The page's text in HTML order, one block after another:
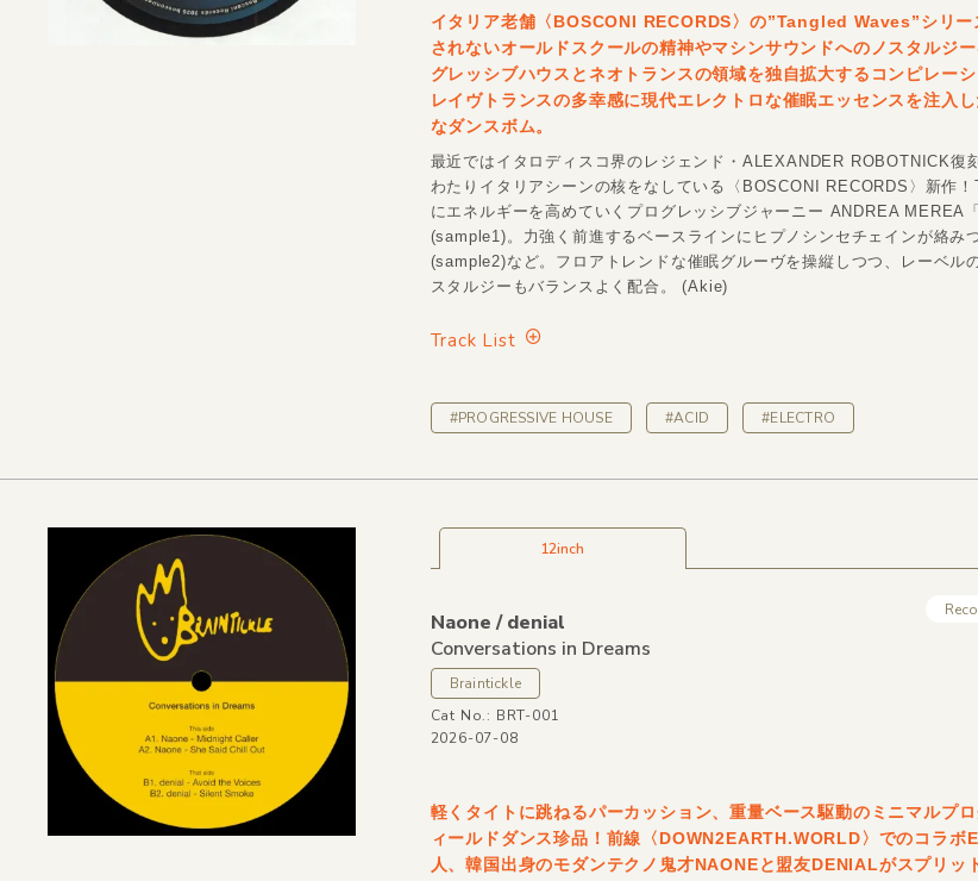
イタリア老舗〈BOSCONI RECORDS〉の”Tangled Waves”シリー
されないオールドスクールの精神やマシンサウンドへのノスタルジ
グレッシブハウスとネオトランスの領域を独自拡大するコンピレー
レイヴトランスの多幸感に現代エレクトロな催眠エッセンスを注入
なダンスボム。
最近ではイタロディスコ界のレジェンド・ALEXANDER ROBOTNICK復
わたりイタリアシーンの核をなしている〈BOSCONI RECORDS〉新作
にエネルギーを高めていくプログレッシブジャーニー ANDREA MEREA
(sample1)。力強く前進するベースラインにヒプノシンセチェインが絡み
(sample2)など。フロアトレンドな催眠グルーヴを操縦しつつ、レーベル
スタルジーもバランスよく配合。 (Akie)
Track List
#PROGRESSIVE HOUSE #ACID #ELECTRO
12inch
Naone /denial
Conversations in Dreams
Braintickle
Cat No.: BRT-001
2026-07-08
軽くタイトに跳ねるパーカッション、重量ベース駆動のミニマルプ
ィールドダンス珍品！前線〈DOWN2EARTH.WORLD〉でのコラボ
人、韓国出身のモダンテクノ鬼才NAONEと盟友DENIALがスプリッ